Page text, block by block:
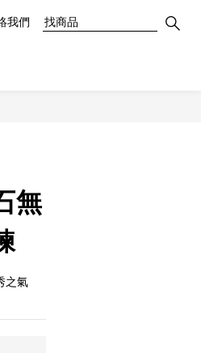
我們
無
之氣